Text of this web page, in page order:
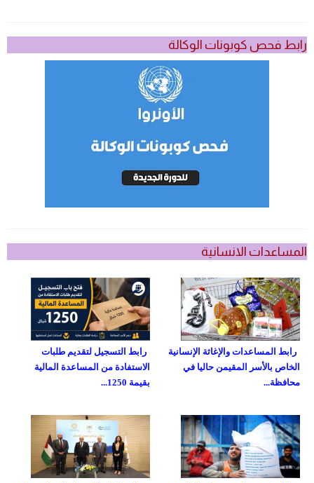
رابط فحص كوبونات الوكالة
المساعدات الانسانية
رابط التسجيل لتقديم طلبات
الاستفادة من المساعدة المالية
بقيمة 1250...
رابط المساعدات والإغاثة الإنسانية
الخاص بالأسر المقيمن حاليا في
محافظة...